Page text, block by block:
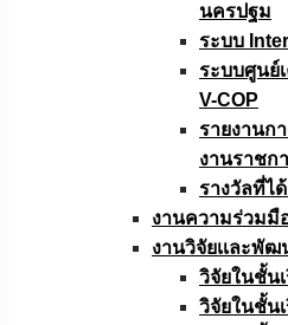
นครปฐม
ระบบ
ระบบศูนย์
V-COP
รายงานก
งานราชก
รางวัลที่ไ
งานความร่วมมื
งานวิจัยเเละพัฒ
วิจัยในชั้น
วิจัยในชั้น